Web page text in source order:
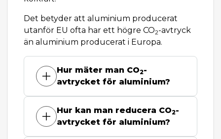
Det betyder att aluminium producerat
utanför EU ofta har ett högre CO2-avtryck
än aluminium producerat i Europa.
Hur mäter man CO2-
avtrycket för aluminium?
Hur kan man reducera CO2-
avtrycket för aluminium?